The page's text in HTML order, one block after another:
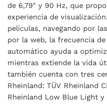
de 6,79" y 90 Hz, que
experiencia de
películas, navegando por
por la web, la frecuencia
automático ayuda a
mientras extiende la vida
también cuenta con tres
Rheinland: TÜV Rheinland
Rheinland Low Blue Light y